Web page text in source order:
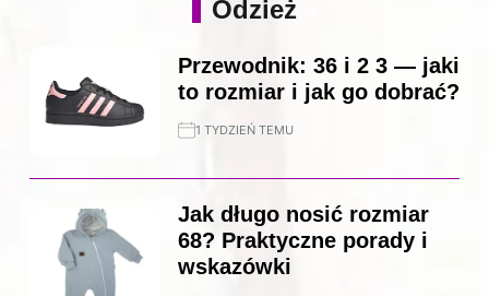
Odzież
Przewodnik: 36 i 2 3 — jaki
to rozmiar i jak go dobrać?
1 TYDZIEŃ TEMU
Jak długo nosić rozmiar
68? Praktyczne porady i
wskazówki